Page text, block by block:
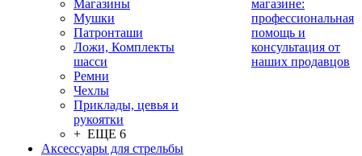
Магазины
Мушки
Патронташи
Ложи, Комплекты
шасси
Ремни
Чехлы
Приклады, цевья и
рукоятки
+ ЕЩЕ 6
Аксессуары для стрельбы
магазине:
профессиональная
помощь и
консультация от
наших продавцов